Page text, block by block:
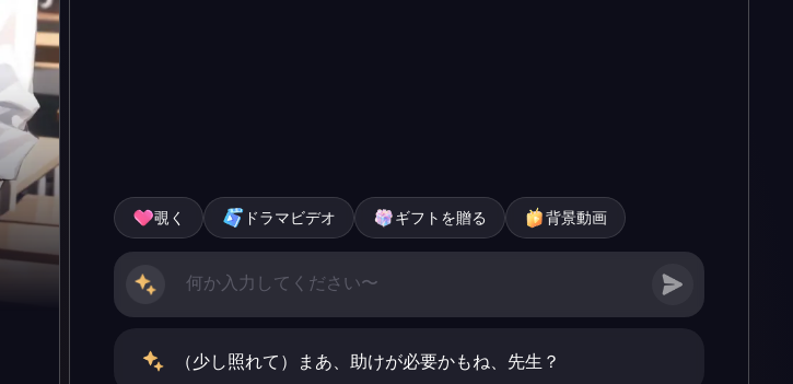
覗く ドラマビデオ ギフトを贈る 背景動画
（少し照れて）まあ、助けが必要かもね、先生？